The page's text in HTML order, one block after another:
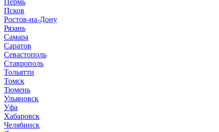
Пермь
Псков
Ростов-на-Дону
Рязань
Самара
Саратов
Севастополь
Ставрополь
Тольятти
Томск
Тюмень
Ульяновск
Уфа
Хабаровск
Челябинск